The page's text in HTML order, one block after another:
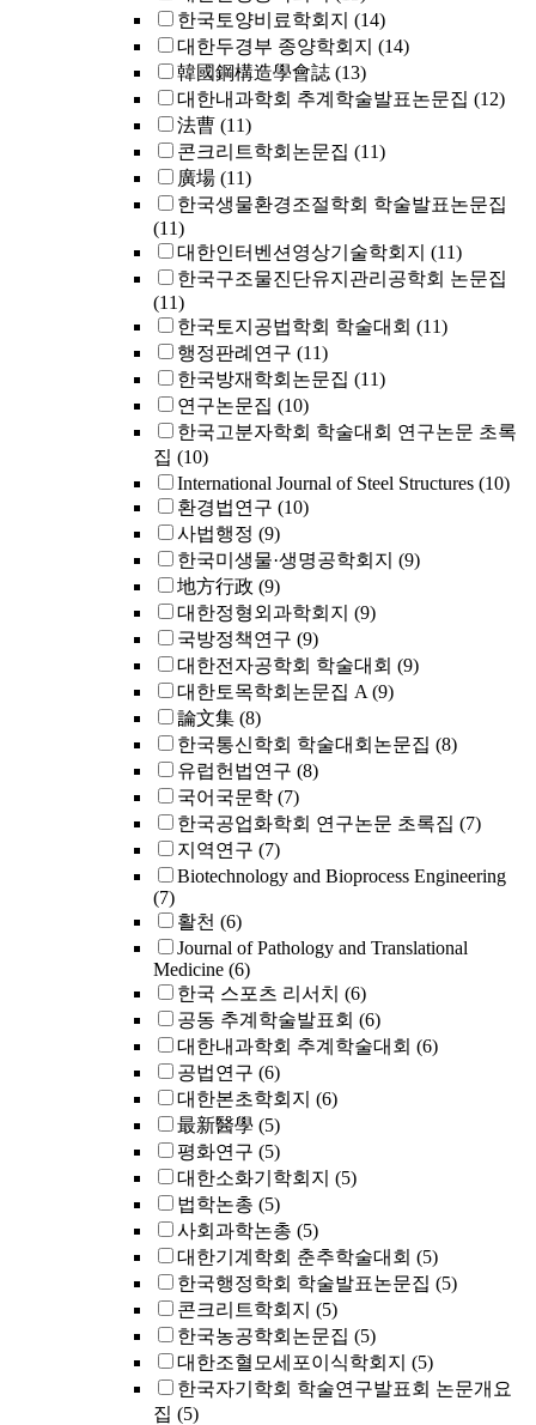
한국토양비료학회지 (14)
대한두경부 종양학회지 (14)
韓國鋼構造學會誌 (13)
대한내과학회 추계학술발표논문집 (12)
法曹 (11)
콘크리트학회논문집 (11)
廣場 (11)
한국생물환경조절학회 학술발표논문집
(11)
대한인터벤션영상기술학회지 (11)
한국구조물진단유지관리공학회 논문집
(11)
한국토지공법학회 학술대회 (11)
행정판례연구 (11)
한국방재학회논문집 (11)
연구논문집 (10)
한국고분자학회 학술대회 연구논문 초록
집 (10)
International Journal of Steel Structures (10)
환경법연구 (10)
사법행정 (9)
한국미생물·생명공학회지 (9)
地方行政 (9)
대한정형외과학회지 (9)
국방정책연구 (9)
대한전자공학회 학술대회 (9)
대한토목학회논문집 A (9)
論文集 (8)
한국통신학회 학술대회논문집 (8)
유럽헌법연구 (8)
국어국문학 (7)
한국공업화학회 연구논문 초록집 (7)
지역연구 (7)
Biotechnology and Bioprocess Engineering
(7)
활천 (6)
Journal of Pathology and Translational
Medicine (6)
한국 스포츠 리서치 (6)
공동 추계학술발표회 (6)
대한내과학회 추계학술대회 (6)
공법연구 (6)
대한본초학회지 (6)
最新醫學 (5)
평화연구 (5)
대한소화기학회지 (5)
법학논총 (5)
사회과학논총 (5)
대한기계학회 춘추학술대회 (5)
한국행정학회 학술발표논문집 (5)
콘크리트학회지 (5)
한국농공학회논문집 (5)
대한조혈모세포이식학회지 (5)
한국자기학회 학술연구발표회 논문개요
집 (5)